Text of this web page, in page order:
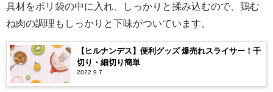
具材をポリ袋の中に入れ、しっかりと揉み込むので、鶏む
ね肉の調理もしっかりと下味がついています。
【ヒルナンデス】便利グッズ 爆売れスライサー！千
切り・細切り簡単
2022.9.7